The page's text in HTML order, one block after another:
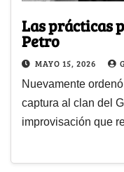
Las prácticas
Petro
MAYO 15, 2026
Nuevamente
captura al clan del
improvisación que